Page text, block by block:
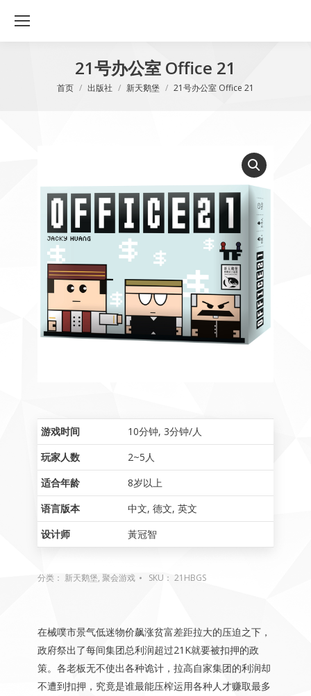
21号办公室 Office 21
您在这里：
首页 出版社 新天鹅堡 21号办公室 Office 21
游戏时间 10分钟, 3分钟/人
玩家人数
2~5人
适合年龄
8岁以上
语言版本
中文, 德文, 英文
设计师
黃冠智
分类： 新天鹅堡, 聚会游戏 SKU： 21HBGS
在械噗市景气低迷物价飙涨贫富差距拉大的压迫之下，
政府祭出了每间集团总利润超过21K就要被扣押的政
策。各老板无不使出各种诡计，拉高自家集团的利润却
不遭到扣押，究竟是谁最能压榨运用各种人才赚取最多